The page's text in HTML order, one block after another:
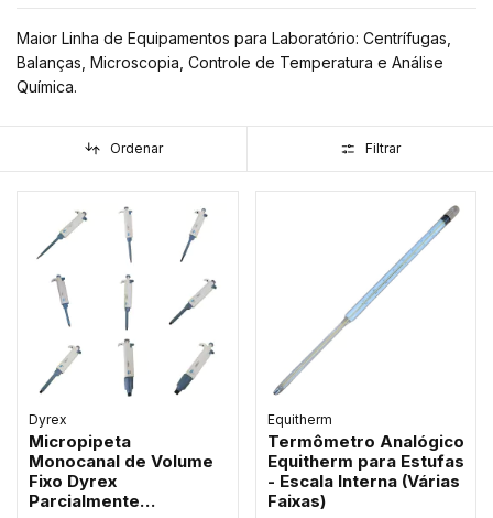
Maior Linha de Equipamentos para Laboratório: Centrífugas,
Balanças, Microscopia, Controle de Temperatura e Análise
Química.
Ordenar Filtrar
Dyrex
Micropipeta
Monocanal de Volume
Fixo Dyrex
Parcialmente
Equitherm
Termômetro Analógico
Equitherm para Estufas
- Escala Interna (Várias
Faixas)